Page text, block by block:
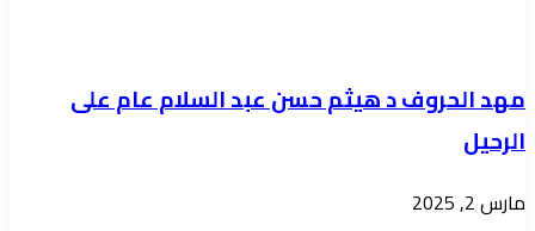
الأحمر
ويصدرتوصياته
المعدنية
بالولاية
حصاد
مهد الحروف د هيثم حسن عبد السلام عام على
الرحيل
مارس 2, 2025